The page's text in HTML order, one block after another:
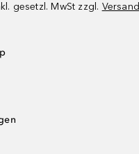
gesetzl. MwSt zzgl.